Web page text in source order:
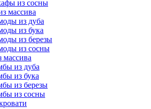
из сосны
массива
из дуба
из бука
из березы
из сосны
из дуба
из бука
из березы
из сосны